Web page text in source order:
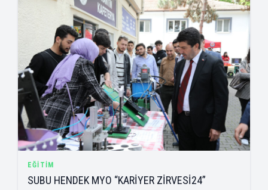
EĞITIM
SUBU HENDEK MYO “KARİYER ZİRVESİ24”